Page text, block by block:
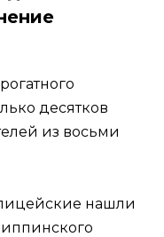
десятков
из восьми
нашли